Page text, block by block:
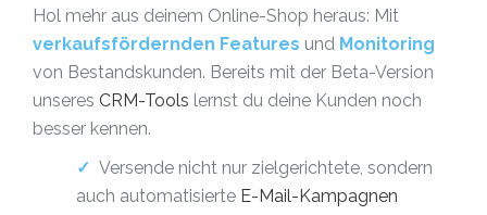
Hol mehr aus deinem Online-Shop heraus: Mit
verkaufsfördernden Features und Monitoring
von Bestandskunden. Bereits mit der Beta-Version
unseres CRM-Tools lernst du deine Kunden noch
besser kennen.
✓ Versende nicht nur zielgerichtete, sondern
auch automatisierte E-Mail-Kampagnen